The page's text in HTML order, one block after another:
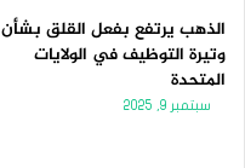
الذهب يرتفع بفعل القلق بشأن
وتيرة التوظيف في الولايات
المتحدة
سبتمبر 9, 2025